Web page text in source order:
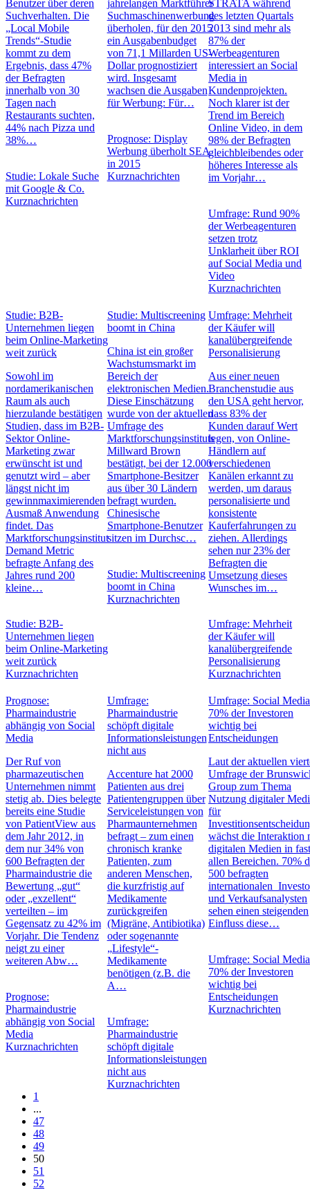
Benutzer über deren
Suchverhalten. Die
„Local Mobile
Trends“-Studie
kommt zu dem
Ergebnis, dass 47%
der Befragten
innerhalb von 30
Tagen nach
Restaurants suchten,
44% nach Pizza und
38%…
Studie: Lokale Suche
mit Google & Co.
Kurznachrichten
jahrelangen Marktführer
Suchmaschinenwerbung
überholen, für den 2015
ein Ausgabenbudget
von 71,1 Millarden US-
Dollar prognostiziert
wird. Insgesamt
wachsen die Ausgaben
für Werbung: Für…
Prognose: Display
Werbung überholt SEA
in 2015
Kurznachrichten
STRATA während
des letzten Quartals
2013 sind mehr als
87% der
Werbeagenturen
interessiert an Social
Media in
Kundenprojekten.
Noch klarer ist der
Trend im Bereich
Online Video, in dem
98% der Befragten
gleichbleibendes oder
höheres Interesse als
im Vorjahr…
Umfrage: Rund 90%
der Werbeagenturen
setzen trotz
Unklarheit über ROI
auf Social Media und
Video
Kurznachrichten
Studie: B2B-
Unternehmen liegen
beim Online-Marketing
weit zurück
Sowohl im
nordamerikanischen
Raum als auch
hierzulande bestätigen
Studien, dass im B2B-
Sektor Online-
Marketing zwar
erwünscht ist und
genutzt wird – aber
längst nicht im
gewinnmaximierenden
Ausmaß Anwendung
findet. Das
Marktforschungsinstitut
Demand Metric
befragte Anfang des
Jahres rund 200
kleine…
Studie: B2B-
Unternehmen liegen
beim Online-Marketing
weit zurück
Kurznachrichten
Studie: Multiscreening
boomt in China
China ist ein großer
Wachstumsmarkt im
Bereich der
elektronischen Medien.
Diese Einschätzung
wurde von der aktuellen
Umfrage des
Marktforschungsinstituts
Millward Brown
bestätigt, bei der 12.000
Smartphone-Besitzer
aus über 30 Ländern
befragt wurden.
Chinesische
Smartphone-Benutzer
sitzen im Durchsc…
Studie: Multiscreening
boomt in China
Kurznachrichten
Umfrage: Mehrheit
der Käufer will
kanalübergreifende
Personalisierung
Aus einer neuen
Branchenstudie aus
den USA geht hervor,
dass 83% der
Kunden darauf Wert
legen, von Online-
Händlern auf
verschiedenen
Kanälen erkannt zu
werden, um daraus
personalisierte und
konsistente
Kauferfahrungen zu
ziehen. Allerdings
sehen nur 23% der
Befragten die
Umsetzung dieses
Wunsches im…
Umfrage: Mehrheit
der Käufer will
kanalübergreifende
Personalisierung
Kurznachrichten
Prognose:
Pharmaindustrie
abhängig von Social
Media
Der Ruf von
pharmazeutischen
Unternehmen nimmt
stetig ab. Dies belegte
bereits eine Studie
von PatientView aus
dem Jahr 2012, in
dem nur 34% von
600 Befragten der
Pharmaindustrie die
Bewertung „gut“
oder „exzellent“
verteilten – im
Gegensatz zu 42% im
Vorjahr. Die Tendenz
neigt zu einer
weiteren Abw…
Prognose:
Pharmaindustrie
abhängig von Social
Media
Kurznachrichten
Umfrage:
Pharmaindustrie
schöpft digitale
Informationsleistungen
nicht aus
Accenture hat 2000
Patienten aus drei
Patientengruppen über
Serviceleistungen von
Pharmaunternehmen
befragt – zum einen
chronisch kranke
Patienten, zum
anderen Menschen,
die kurzfristig auf
Medikamente
zurückgreifen
(Migräne, Antibiotika)
oder sogenannte
„Lifestyle“-
Medikamente
benötigen (z.B. die
A…
Umfrage:
Pharmaindustrie
schöpft digitale
Informationsleistungen
nicht aus
Kurznachrichten
Umfrage: Social
70% der Investoren
wichtig bei
Entscheidungen
Laut der aktuellen
Umfrage der
Group zum Thema
Nutzung digitaler
für
wächst die Interaktion
digitalen Medien in
allen Bereichen. 70%
500 befragten
internationalen
und Verkaufsanalysten
sehen einen steigenden
Einfluss diese…
Umfrage: Social
70% der Investoren
wichtig bei
Entscheidungen
Kurznachrichten
1
...
47
48
49
50
51
52